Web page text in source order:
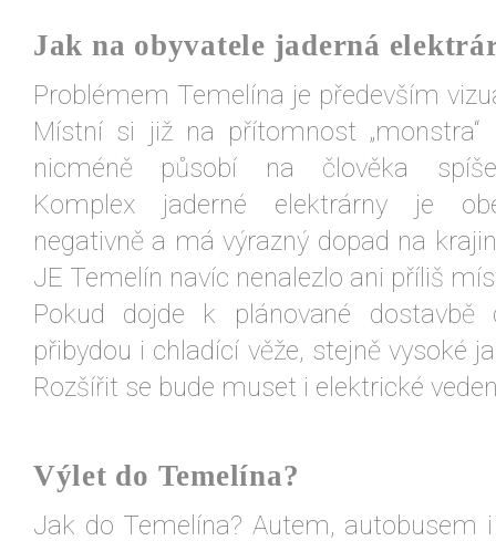
Jak na obyvatele jaderná
Problémem Temelína je především
Místní si již na přítomnost „monstra“
nicméně působí na člověka
Komplex jaderné elektrárny je
negativně a má výrazný dopad na
JE Temelín navíc nenalezlo ani příliš
Pokud dojde k plánované dostavbě
přibydou i chladící věže, stejně vysoké
Rozšířit se bude muset i elektrické
Výlet do Temelína?
Jak do Temelína? Autem, autobusem